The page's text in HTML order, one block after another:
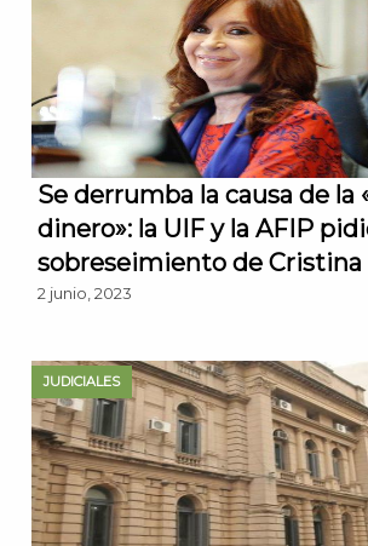
Se derrumba la causa de la
dinero»: la UIF y la AFIP
sobreseimiento de
2 junio, 2023
JUDICIALES